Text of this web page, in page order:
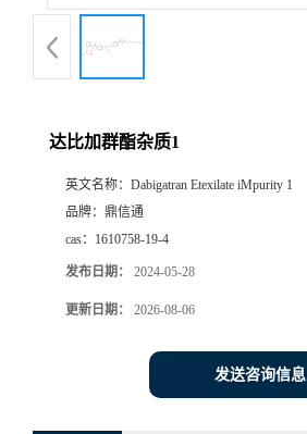
达比加群酯杂质1
英文名称： Dabigatran Etexilate iMpurity 1
品牌： 鼎信通
cas： 1610758-19-4
发布日期： 2024-05-28
更新日期： 2026-08-06
发送咨询信息